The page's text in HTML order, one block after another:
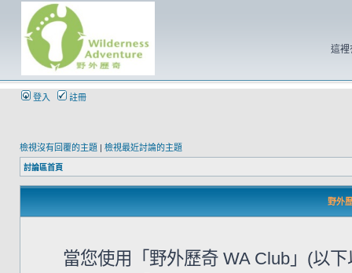
這裡
登入 註冊
檢視沒有回覆的主題 | 檢視最近討論的主題
討論區首頁
野外
當您使用「野外歷奇 WA Club」(以